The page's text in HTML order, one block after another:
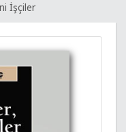
İşçiler